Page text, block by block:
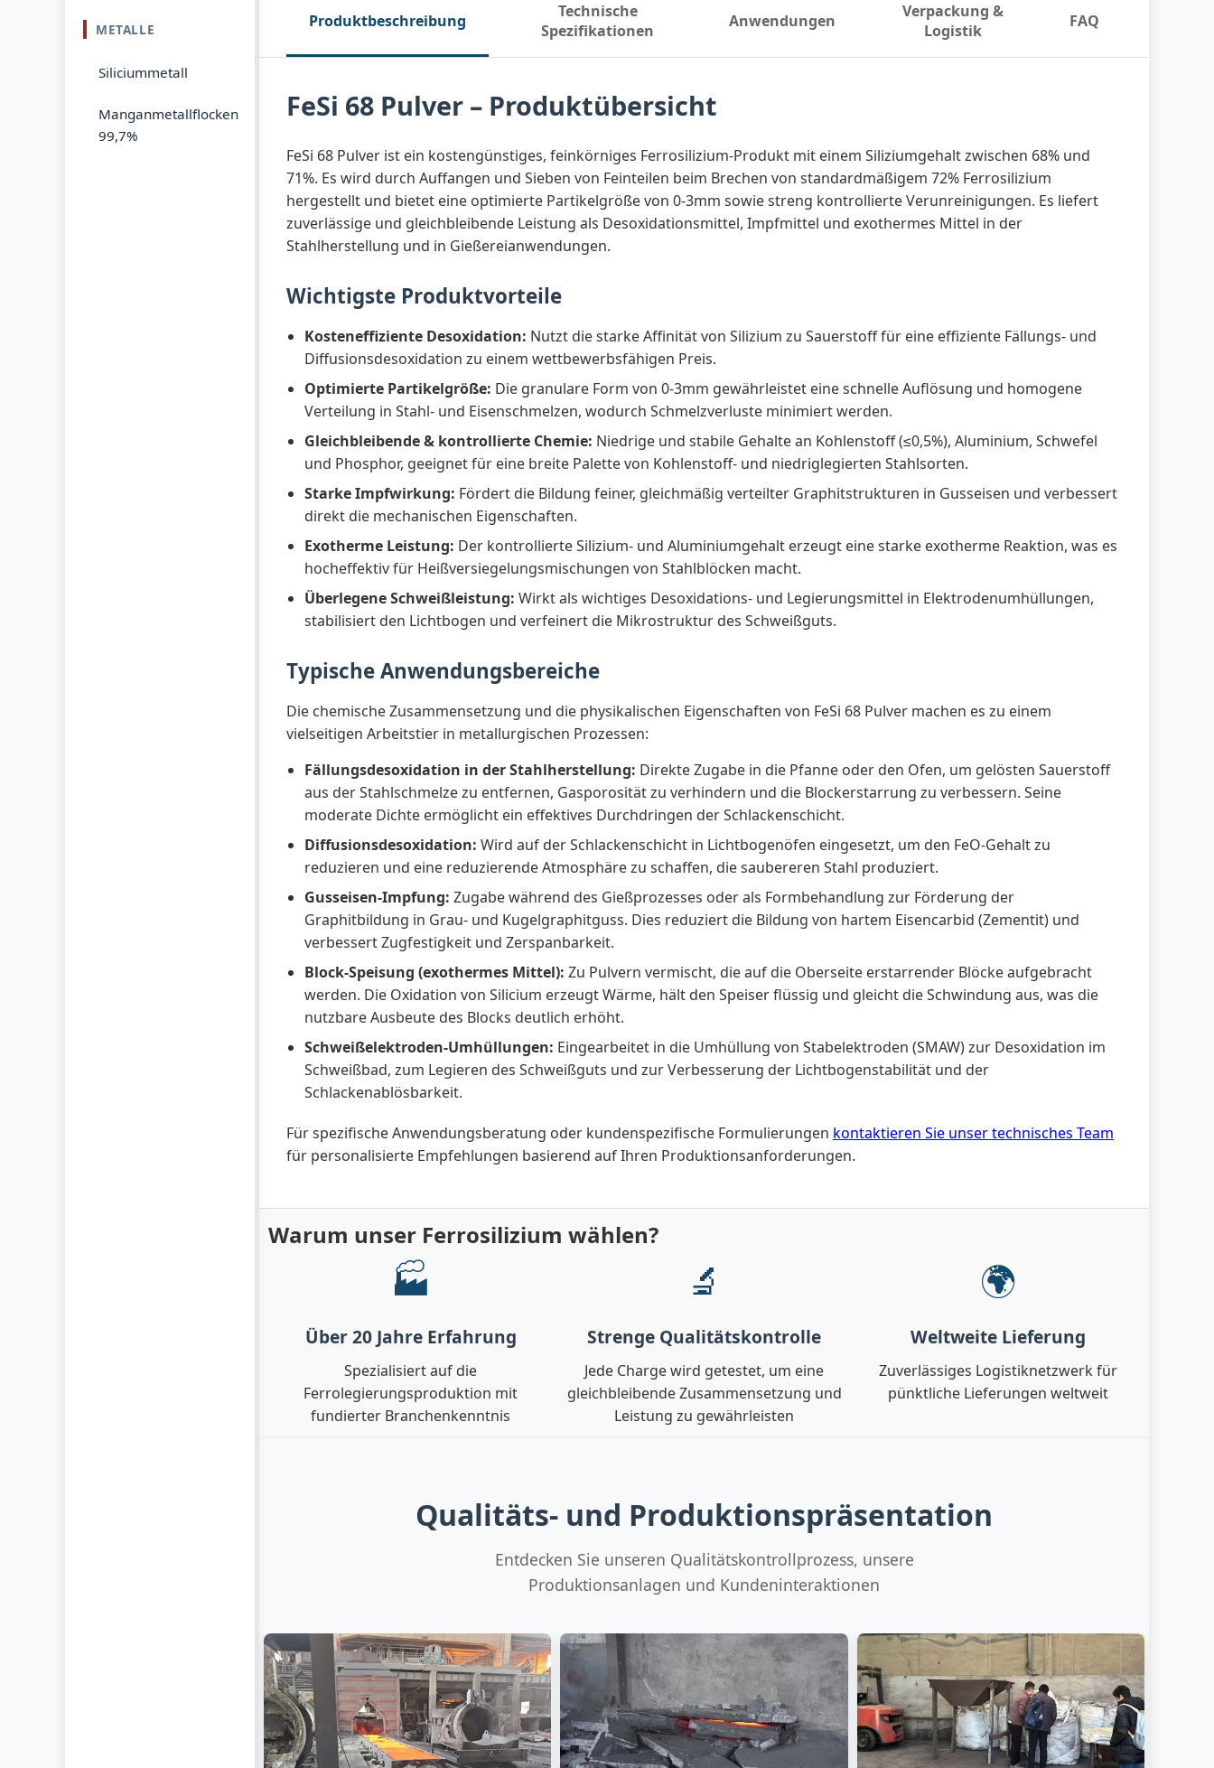
METALLE
Siliciummetall
Manganmetallflocken
99,7%
Produktbeschreibung
Technische
Spezifikationen
Anwendungen
Verpackung &
Logistik
FAQ
FeSi 68 Pulver – Produktübersicht
FeSi 68 Pulver ist ein kostengünstiges, feinkörniges Ferrosilizium-Produkt mit einem Siliziumgehalt zwischen 68% und
71%. Es wird durch Auffangen und Sieben von Feinteilen beim Brechen von standardmäßigem 72% Ferrosilizium
hergestellt und bietet eine optimierte Partikelgröße von 0-3mm sowie streng kontrollierte Verunreinigungen. Es liefert
zuverlässige und gleichbleibende Leistung als Desoxidationsmittel, Impfmittel und exothermes Mittel in der
Stahlherstellung und in Gießereianwendungen.
Wichtigste Produktvorteile
Kosteneffiziente Desoxidation: Nutzt die starke Affinität von Silizium zu Sauerstoff für eine effiziente Fällungs- und
Diffusionsdesoxidation zu einem wettbewerbsfähigen Preis.
Optimierte Partikelgröße: Die granulare Form von 0-3mm gewährleistet eine schnelle Auflösung und homogene
Verteilung in Stahl- und Eisenschmelzen, wodurch Schmelzverluste minimiert werden.
Gleichbleibende & kontrollierte Chemie: Niedrige und stabile Gehalte an Kohlenstoff (≤0,5%), Aluminium, Schwefel
und Phosphor, geeignet für eine breite Palette von Kohlenstoff- und niedriglegierten Stahlsorten.
Starke Impfwirkung: Fördert die Bildung feiner, gleichmäßig verteilter Graphitstrukturen in Gusseisen und verbessert
direkt die mechanischen Eigenschaften.
Exotherme Leistung: Der kontrollierte Silizium- und Aluminiumgehalt erzeugt eine starke exotherme Reaktion, was es
hocheffektiv für Heißversiegelungsmischungen von Stahlblöcken macht.
Überlegene Schweißleistung: Wirkt als wichtiges Desoxidations- und Legierungsmittel in Elektrodenumhüllungen,
stabilisiert den Lichtbogen und verfeinert die Mikrostruktur des Schweißguts.
Typische Anwendungsbereiche
Die chemische Zusammensetzung und die physikalischen Eigenschaften von FeSi 68 Pulver machen es zu einem
vielseitigen Arbeitstier in metallurgischen Prozessen:
Fällungsdesoxidation in der Stahlherstellung: Direkte Zugabe in die Pfanne oder den Ofen, um gelösten Sauerstoff
aus der Stahlschmelze zu entfernen, Gasporosität zu verhindern und die Blockerstarrung zu verbessern. Seine
moderate Dichte ermöglicht ein effektives Durchdringen der Schlackenschicht.
Diffusionsdesoxidation: Wird auf der Schlackenschicht in Lichtbogenöfen eingesetzt, um den FeO-Gehalt zu
reduzieren und eine reduzierende Atmosphäre zu schaffen, die saubereren Stahl produziert.
Gusseisen-Impfung: Zugabe während des Gießprozesses oder als Formbehandlung zur Förderung der
Graphitbildung in Grau- und Kugelgraphitguss. Dies reduziert die Bildung von hartem Eisencarbid (Zementit) und
verbessert Zugfestigkeit und Zerspanbarkeit.
Block-Speisung (exothermes Mittel): Zu Pulvern vermischt, die auf die Oberseite erstarrender Blöcke aufgebracht
werden. Die Oxidation von Silicium erzeugt Wärme, hält den Speiser flüssig und gleicht die Schwindung aus, was die
nutzbare Ausbeute des Blocks deutlich erhöht.
Schweißelektroden-Umhüllungen: Eingearbeitet in die Umhüllung von Stabelektroden (SMAW) zur Desoxidation im
Schweißbad, zum Legieren des Schweißguts und zur Verbesserung der Lichtbogenstabilität und der
Schlackenablösbarkeit.
Für spezifische Anwendungsberatung oder kundenspezifische Formulierungen kontaktieren Sie unser technisches Team
für personalisierte Empfehlungen basierend auf Ihren Produktionsanforderungen.
Warum unser Ferrosilizium wählen?
🏭
Über 20 Jahre Erfahrung
Spezialisiert auf die
Ferrolegierungsproduktion mit
fundierter Branchenkenntnis
🔬
Strenge Qualitätskontrolle
Jede Charge wird getestet, um eine
gleichbleibende Zusammensetzung und
Leistung zu gewährleisten
🌍
Weltweite Lieferung
Zuverlässiges Logistiknetzwerk für
pünktliche Lieferungen weltweit
Qualitäts- und Produktionspräsentation
Entdecken Sie unseren Qualitätskontrollprozess, unsere
Produktionsanlagen und Kundeninteraktionen